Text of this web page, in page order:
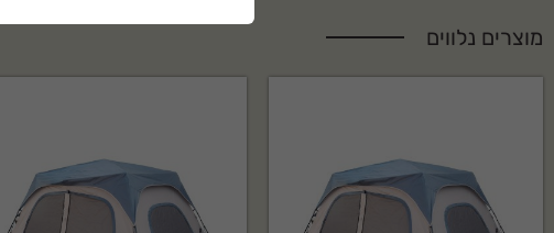
מוצרים נלווים